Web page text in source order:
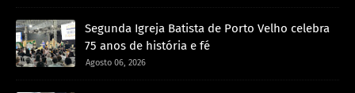
Segunda Igreja Batista de Porto Velho celebra
75 anos de história e fé
Agosto 06, 2026